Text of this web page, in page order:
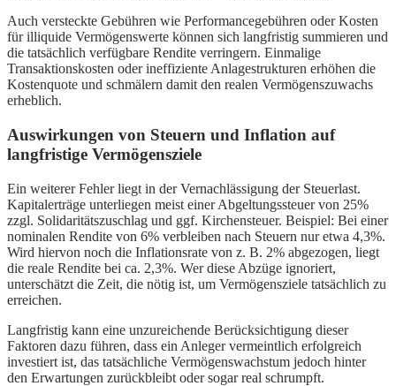
Auch versteckte Gebühren wie Performancegebühren oder Kosten
für illiquide Vermögenswerte können sich langfristig summieren und
die tatsächlich verfügbare Rendite verringern. Einmalige
Transaktionskosten oder ineffiziente Anlagestrukturen erhöhen die
Kostenquote und schmälern damit den realen Vermögenszuwachs
erheblich.
Auswirkungen von Steuern und Inflation auf
langfristige Vermögensziele
Ein weiterer Fehler liegt in der Vernachlässigung der Steuerlast.
Kapitalerträge unterliegen meist einer Abgeltungssteuer von 25%
zzgl. Solidaritätszuschlag und ggf. Kirchensteuer. Beispiel: Bei einer
nominalen Rendite von 6% verbleiben nach Steuern nur etwa 4,3%.
Wird hiervon noch die Inflationsrate von z. B. 2% abgezogen, liegt
die reale Rendite bei ca. 2,3%. Wer diese Abzüge ignoriert,
unterschätzt die Zeit, die nötig ist, um Vermögensziele tatsächlich zu
erreichen.
Langfristig kann eine unzureichende Berücksichtigung dieser
Faktoren dazu führen, dass ein Anleger vermeintlich erfolgreich
investiert ist, das tatsächliche Vermögenswachstum jedoch hinter
den Erwartungen zurückbleibt oder sogar real schrumpft.